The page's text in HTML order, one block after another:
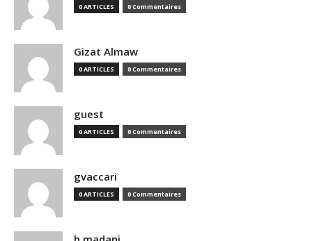
0 ARTICLES 0 Commentaires
Gizat Almaw
0 ARTICLES 0 Commentaires
guest
0 ARTICLES 0 Commentaires
gvaccari
0 ARTICLES 0 Commentaires